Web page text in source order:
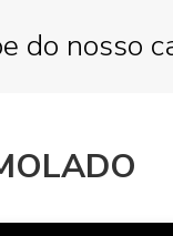
do nosso